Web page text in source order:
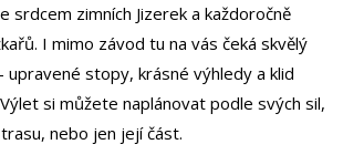
srdcem zimních Jizerek a každoročně
I mimo závod tu na vás čeká skvělý
upravené stopy, krásné výhledy a klid
si můžete naplánovat podle svých sil,
nebo jen její část.